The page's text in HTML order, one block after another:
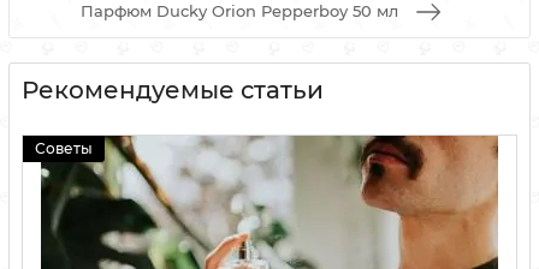
Парфюм Ducky Orion Pepperboy 50 мл
Рекомендуемые статьи
Советы